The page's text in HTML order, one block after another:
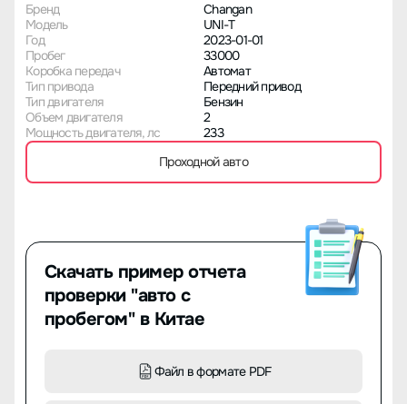
Бренд
Changan
Модель
UNI-T
Год
2023-01-01
Пробег
33000
Коробка передач
Автомат
Тип привода
Передний привод
Тип двигателя
Бензин
Объем двигателя
2
Мощность двигателя, лс
233
Проходной авто
Скачать пример отчета
проверки "авто с
пробегом" в Китае
Файл в формате PDF